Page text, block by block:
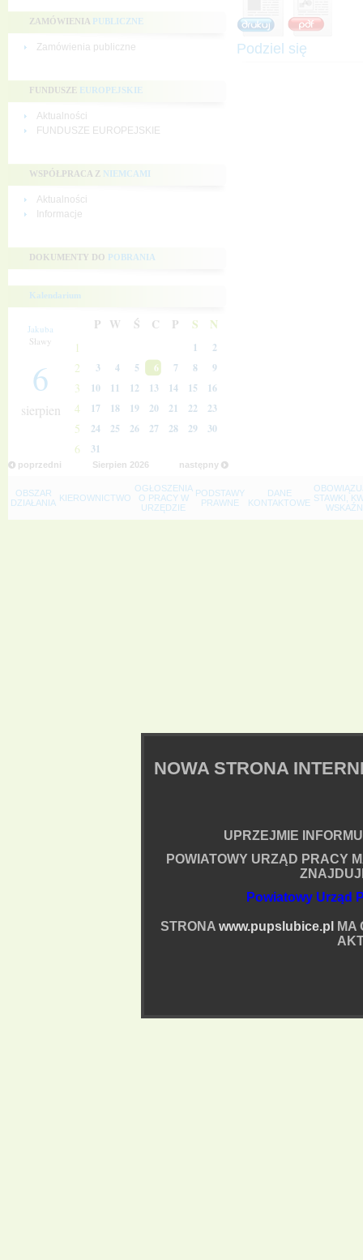
ZAMÓWIENIA PUBLICZNE
Zamówienia publiczne
FUNDUSZE EUROPEJSKIE
Aktualności
FUNDUSZE EUROPEJSKIE
WSPÓŁPRACA Z NIEMCAMI
Aktualności
Informacje
DOKUMENTY DO POBRANIA
Kalendarium
Jakuba
Sławy
6
sierpien
P W Ś C P S N
1 1 2
2 3 4 5 6 7 8 9
3 10 11 12 13 14 15 16
4 17 18 19 20 21 22 23
5 24 25 26 27 28 29 30
6 31
poprzedni następny
Sierpien 2026
Podziel się
OBSZAR
DZIAŁANIA KIEROWNICTWO
OGŁOSZENIA
O PRACY W
URZĘDZIE
PODSTAWY
PRAWNE
DANE
KONTAKTOWE STAWKI,
NOWA STRONA
UPRZEJMIE
POWIATOWY URZĄD PRACY
Powiatowy Urząd
STRONA www.pupslubice.pl
MA